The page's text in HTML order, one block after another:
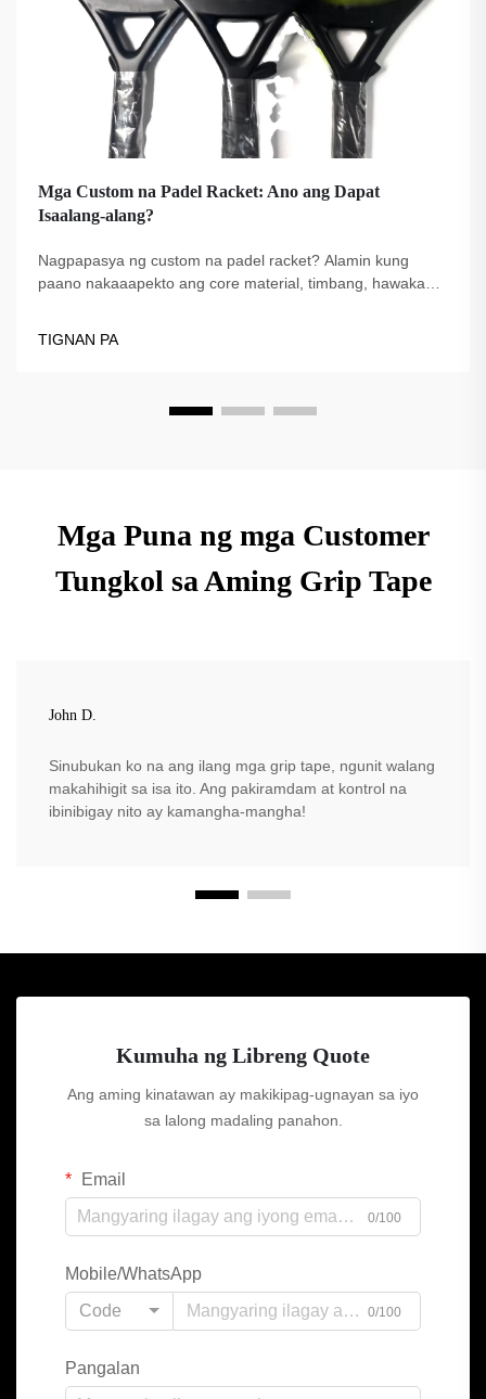
Mga Custom na Padel Racket: Ano ang Dapat
Isaalang-alang?
Nagpapasya ng custom na padel racket? Alamin kung
paano nakaaapekto ang core material, timbang, hawakan,
TIGNAN PA
Mga Puna ng mga Customer
Tungkol sa Aming Grip Tape
John D.
Sinubukan ko na ang ilang mga grip tape, ngunit walang
makahihigit sa isa ito. Ang pakiramdam at kontrol na
ibinibigay nito ay kamangha-mangha!
Kumuha ng Libreng Quote
Ang aming kinatawan ay makikipag-ugnayan sa iyo
sa lalong madaling panahon.
Email
0/100
Mobile/WhatsApp
Code
0/100
Pangalan